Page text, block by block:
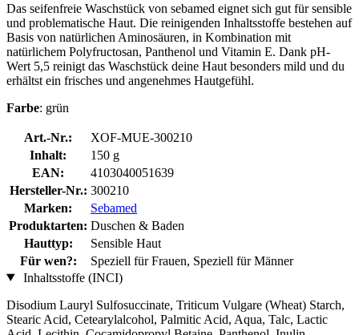
Das seifenfreie Waschstück von sebamed eignet sich gut für sensible
und problematische Haut. Die reinigenden Inhaltsstoffe bestehen auf
Basis von natürlichen Aminosäuren, in Kombination mit
natürlichem Polyfructosan, Panthenol und Vitamin E. Dank pH-
Wert 5,5 reinigt das Waschstück deine Haut besonders mild und du
erhältst ein frisches und angenehmes Hautgefühl.
Farbe: grün
Art.-Nr.:
XOF-MUE-300210
Inhalt:
150 g
EAN:
4103040051639
Hersteller-Nr.: 300210
Marken:
Sebamed
Produktarten: Duschen & Baden
Hauttyp:
Sensible Haut
Für wen?:
Speziell für Frauen, Speziell für Männer
Inhaltsstoffe (INCI)
Disodium Lauryl Sulfosuccinate, Triticum Vulgare (Wheat) Starch,
Stearic Acid, Cetearylalcohol, Palmitic Acid, Aqua, Talc, Lactic